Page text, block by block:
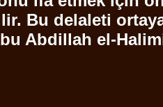
Bu delaleti
Abdillah el-